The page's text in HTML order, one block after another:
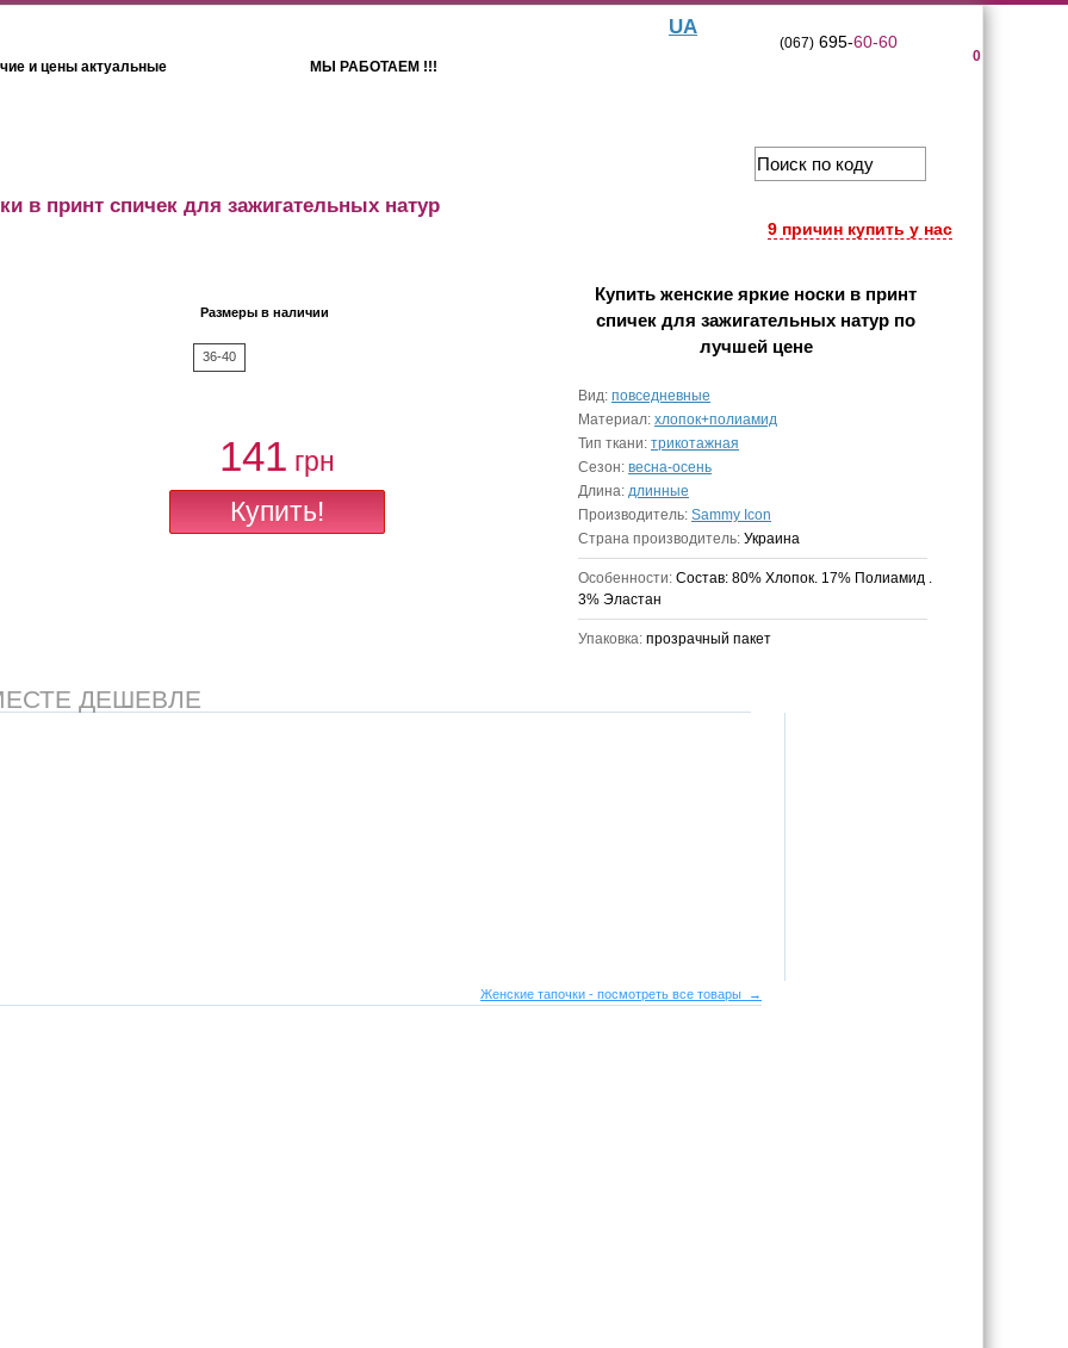
и цены актуальные МЫ РАБОТАЕМ !!!
UA
0
(067)695-60-60
9 причин купить у нас
в принт спичек для зажигательных натур
Размеры в наличии
36-40
141 грн
Купить женские яркие носки в принт
спичек для зажигательных натур по
лучшей цене
Вид: повседневные
Материал: хлопок+полиамид
Тип ткани: трикотажная
Сезон: весна-осень
Длина: длинные
Производитель: Sammy Icon
Страна производитель: Украина
Особенности: Состав: 80% Хлопок. 17% Полиамид .
3% Эластан
Упаковка: прозрачный пакет
ДЕШЕВЛЕ
Женские тапочки - посмотреть все товары →